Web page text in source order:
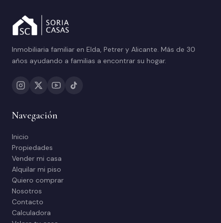
Inmobiliaria familiar en Elda, Petrer y Alicante. Más de 30
años ayudando a familias a encontrar su hogar.
Navegación
Inicio
Propiedades
Vender mi casa
Alquilar mi piso
Quiero comprar
Nosotros
Contacto
Calculadora